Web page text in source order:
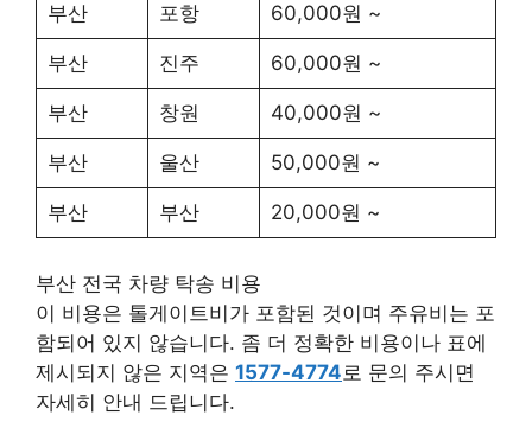
부산 포항 60,000원 ~
부산 진주 60,000원 ~
부산 창원 40,000원 ~
부산 울산 50,000원 ~
부산 부산 20,000원 ~
부산 전국 차량 탁송 비용
이 비용은 톨게이트비가 포함된 것이며 주유비는 포
함되어 있지 않습니다. 좀 더 정확한 비용이나 표에
제시되지 않은 지역은 1577-4774 로 문의 주시면
자세히 안내 드립니다.